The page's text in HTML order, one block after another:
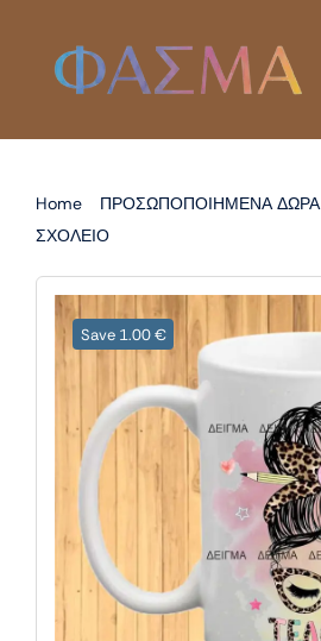
content
Home ΠΡΟΣΩΠΟΠΟΙΗΜΕΝΑ ΔΩΡΑ
ΣΧΟΛΕΙΟ
Save 1.00 €